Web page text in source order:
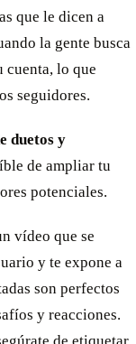
que le dicen a
la gente busca
cuenta, lo que
seguidores.
duetos y
de ampliar tu
potenciales.
vídeo que se
y te expone a
son perfectos
y reacciones.